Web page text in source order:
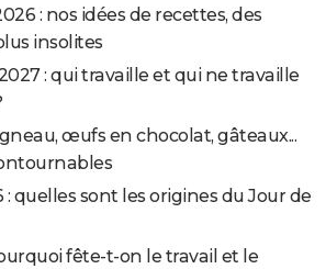
: nos idées de recettes, des
insolites
: qui travaille et qui ne travaille
œufs en chocolat, gâteaux...
: quelles sont les origines du Jour de
fête-t-on le travail et le